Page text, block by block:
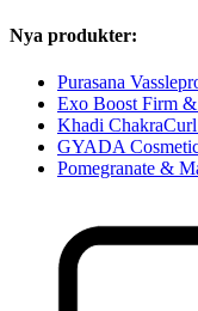
Nya produkter:
Purasana
Exo Boost Firm
Khadi
GYADA
Pomegranate &